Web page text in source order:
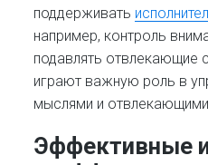
поддерживать
например, контроль
подавлять отвлекающие
играют важную роль в
мыслями и
Эффективные